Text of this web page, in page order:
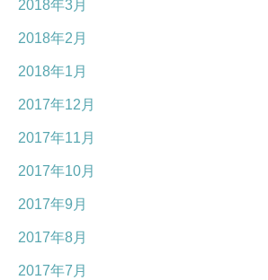
2018年3月
2018年2月
2018年1月
2017年12月
2017年11月
2017年10月
2017年9月
2017年8月
2017年7月